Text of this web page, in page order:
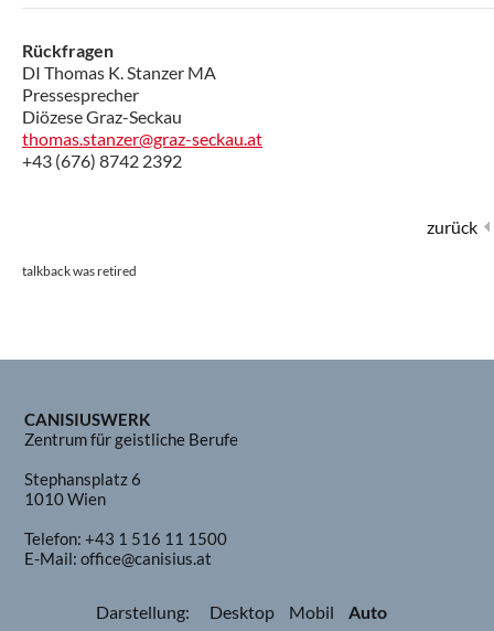
Rückfragen
DI Thomas K. Stanzer MA
Pressesprecher
Diözese Graz-Seckau
thomas.stanzer@graz-seckau.at
+43 (676) 8742 2392
zurück
talkback was retired
CANISIUSWERK
Zentrum für geistliche Berufe
Stephansplatz 6
1010 Wien
Telefon:+43 1 516 11 1500
E-Mail:office@canisius.at
Darstellung: Desktop Mobil Auto